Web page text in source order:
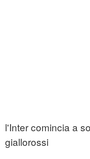
l'Inter comincia a
giallorossi